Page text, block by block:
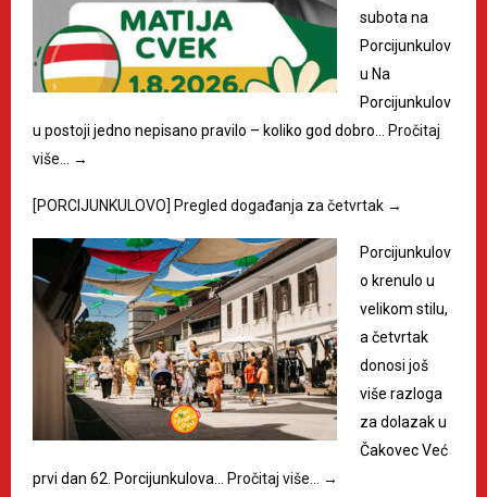
subota na
Porcijunkulov
u Na
Porcijunkulov
u postoji jedno nepisano pravilo – koliko god dobro…
Pročitaj
više…
→
[PORCIJUNKULOVO] Pregled događanja za četvrtak →
Porcijunkulov
o krenulo u
velikom stilu,
a četvrtak
donosi još
više razloga
za dolazak u
Čakovec Već
prvi dan 62. Porcijunkulova…
Pročitaj više… →